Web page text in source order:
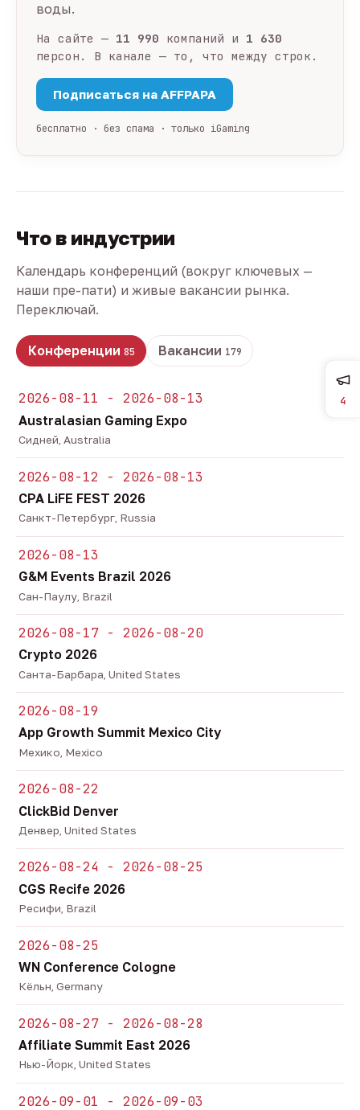
воды.
На сайте — 11 990 компаний и 1 630
персон. В канале — то, что между строк.
Подписаться на AFFPAPA
бесплатно · без спама · только iGaming
Что в индустрии
Календарь конференций (вокруг ключевых —
наши пре-пати) и живые вакансии рынка.
Переключай.
Конференции 85 Вакансии 179
2026-08-11 - 2026-08-13
Australasian Gaming Expo
Сидней, Australia
2026-08-12 - 2026-08-13
CPA LiFE FEST 2026
Санкт-Петербург, Russia
2026-08-13
G&M Events Brazil 2026
Сан-Паулу, Brazil
2026-08-17 - 2026-08-20
Crypto 2026
Санта-Барбара, United States
2026-08-19
App Growth Summit Mexico City
Мехико, Mexico
2026-08-22
ClickBid Denver
Денвер, United States
2026-08-24 - 2026-08-25
CGS Recife 2026
Ресифи, Brazil
2026-08-25
WN Conference Cologne
Кёльн, Germany
2026-08-27 - 2026-08-28
Affiliate Summit East 2026
Нью-Йорк, United States
2026-09-01 - 2026-09-03
4